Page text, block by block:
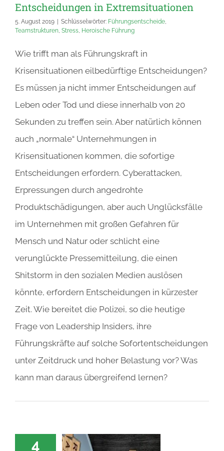
Entscheidungen in Extremsituationen
5. August 2019 Schlüsselwörter: Führungsentscheide,
Teamstrukturen, Stress, Heroische Führung
Wie trifft man als Führungskraft in
Krisensituationen eilbedürftige Entscheidungen?
Es müssen ja nicht immer Entscheidungen auf
Leben oder Tod und diese innerhalb von 20
Sekunden zu treffen sein. Aber natürlich können
auch „normale“ Unternehmungen in
Krisensituationen kommen, die sofortige
Entscheidungen erfordern. Cyberattacken,
Erpressungen durch angedrohte
Produktschädigungen, aber auch Unglücksfälle
im Unternehmen mit großen Gefahren für
Mensch und Natur oder schlicht eine
verunglückte Pressemitteilung, die einen
Shitstorm in den sozialen Medien auslösen
könnte, erfordern Entscheidungen in kürzester
Zeit. Wie bereitet die Polizei, so die heutige
Frage von Leadership Insiders, ihre
Führungskräfte auf solche Sofortentscheidungen
unter Zeitdruck und hoher Belastung vor? Was
kann man daraus übergreifend lernen?
4